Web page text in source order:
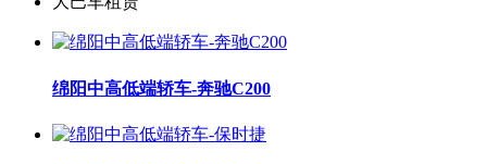
绵阳中高低端轿车-奔驰C200